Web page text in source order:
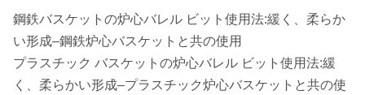
鋼鉄バスケットの炉心バレル ビット使用法:緩く、柔らか
い形成–鋼鉄炉心バスケットと共の使用
プラスチック バスケットの炉心バレル ビット使用法:緩
く、柔らかい形成–プラスチック炉心バスケットと共の使